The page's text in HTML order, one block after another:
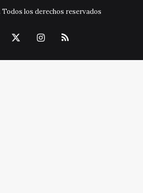
los derechos reservados
Instagram
RSS